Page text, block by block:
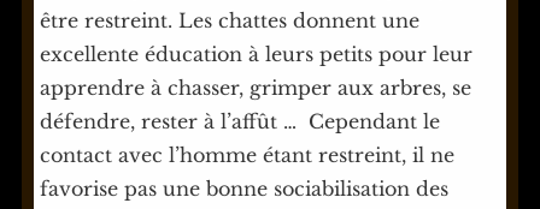
être restreint. Les chattes donnent une
excellente éducation à leurs petits pour leur
apprendre à chasser, grimper aux arbres, se
défendre, rester à l’affût … Cependant le
contact avec l’homme étant restreint, il ne
favorise pas une bonne sociabilisation des